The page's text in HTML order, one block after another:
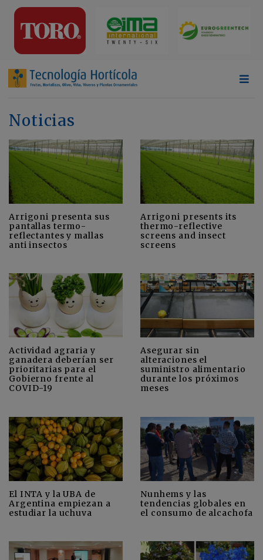
Noticias
Arrigoni presenta sus
pantallas termo-
reflectantes y mallas
anti insectos
Arrigoni presents its
thermo-reflective
screens and insect
screens
Actividad agraria y
ganadera deberían ser
prioritarias para el
Gobierno frente al
COVID-19
Asegurar sin
alteraciones el
suministro alimentario
durante los próximos
meses
El INTA y la UBA de
Argentina empiezan a
estudiar la uchuva
Nunhems y las
tendencias globales en
el consumo de alcachofa